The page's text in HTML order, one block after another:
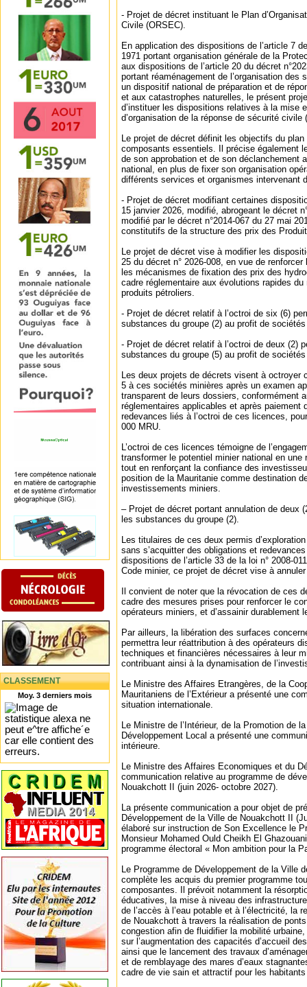
CLASSEMENT
Moy. 3 derniers mois
‐ Projet de décret instituant le Plan
Civile (ORSEC).
En application des dispositions de l’article 7
1971 portant organisation générale de la
aux dispositions de l’article 20 du décret
portant réaménagement de l’organisation des
un dispositif national de préparation et de
et aux catastrophes naturelles, le présent
d’instituer les dispositions relatives à la mise
d’organisation de la réponse de sécurité civile
Le projet de décret définit les objectifs du
composants essentiels. Il précise également
de son approbation et de son déclanchement
national, en plus de fixer son organisation
différents services et organismes intervenant
‐ Projet de décret modifiant certaines
15 janvier 2026, modifié, abrogeant le décret
modifié par le décret n°2014-067 du 27 mai
constitutifs de la structure des prix des
Le projet de décret vise à modifier les
25 du décret n° 2026-008, en vue de renforcer
les mécanismes de fixation des prix des
cadre réglementaire aux évolutions rapides
produits pétroliers.
‐ Projet de décret relatif à l’octroi de six (6)
substances du groupe (2) au profit de
‐ Projet de décret relatif à l’octroi de deux (2)
substances du groupe (5) au profit de
Les deux projets de décrets visent à octroyer
5 à ces sociétés minières après un examen
transparent de leurs dossiers, conformément
réglementaires applicables et après paiement
redevances liés à l’octroi de ces licences,
000 MRU.
L’octroi de ces licences témoigne de
transformer le potentiel minier national en une
tout en renforçant la confiance des
position de la Mauritanie comme destination
investissements miniers.
– Projet de décret portant annulation de deux
les substances du groupe (2).
Les titulaires de ces deux permis
sans s’acquitter des obligations et
dispositions de l’article 33 de la loi n° 2008-
Code minier, ce projet de décret vise à
Il convient de noter que la révocation de ces
cadre des mesures prises pour renforcer le
opérateurs miniers, et d’assainir durablement
Par ailleurs, la libération des surfaces
permettra leur réattribution à des opérateurs
techniques et financières nécessaires à leur
contribuant ainsi à la dynamisation de
Le Ministre des Affaires Etrangères, de la
Mauritaniens de l’Extérieur a présenté une
situation internationale.
Le Ministre de l’Intérieur, de la Promotion de
Développement Local a présenté une
intérieure.
Le Ministre des Affaires Economiques et du
communication relative au programme de
Nouakchott II (juin 2026- octobre 2027).
La présente communication a pour objet de
Développement de la Ville de Nouakchott II
élaboré sur instruction de Son Excellence le
Monsieur Mohamed Ould Cheikh El
programme électoral « Mon ambition pour la
Le Programme de Développement de la Ville
complète les acquis du premier programme
composantes. Il prévoit notamment la
éducatives, la mise à niveau des
de l’accès à l’eau potable et à l’électricité, la
de Nouakchott à travers la réalisation de
congestion afin de fluidifier la mobilité
sur l’augmentation des capacités d’accueil
ainsi que le lancement des travaux
et de remblayage des mares d’eaux
cadre de vie sain et attractif pour les